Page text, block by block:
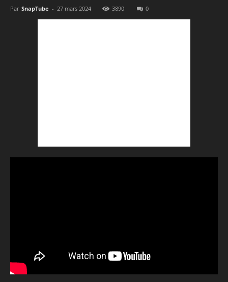
Par SnapTube - 27 mars 2024 3890 0